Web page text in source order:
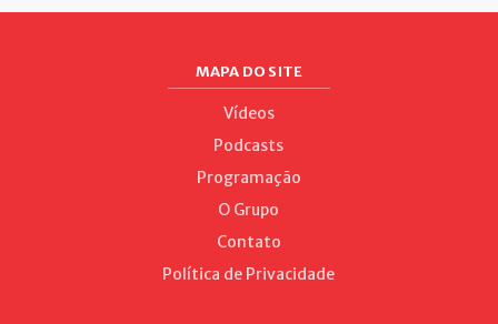
MAPA DO SITE
Vídeos
Podcasts
Programação
O Grupo
Contato
Política de Privacidade